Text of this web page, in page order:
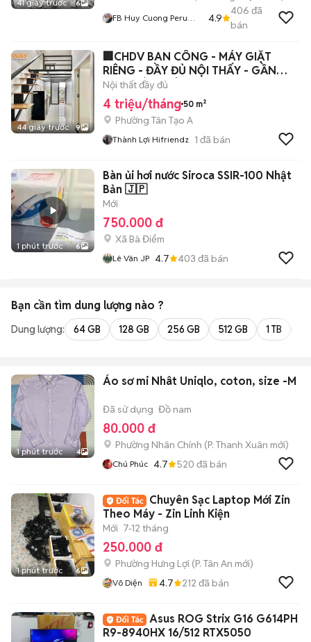
41 giây trước 6
FB Huy Cuong Peru
4.9
406 đã
bán
44 giây trước 9
🏢CHDV BAN CÔNG - MÁY GIẶT
RIÊNG - ĐẦY ĐỦ NỘI THẤY - GẦN
AEON BÌNH TÂN
Nội thất đầy đủ
4 triệu/tháng 50 m²
Phường Tân Tạo A
Thành Lợi Hifriendz 1 đã bán
1 phút trước 6
Bàn ủi hơi nước Siroca SSIR-100 Nhật
Bản 🇯🇵
Mới
750.000 đ
Xã Bà Điểm
Lê Vân JP 4.7 403 đã bán
Bạn cần tìm dung lượng nào ?
Dung lượng: 64 GB 128 GB 256 GB 512 GB 1 TB
1 phút trước 4
Áo sơ mi Nhât Uniqlo, coton, size -M
Đã sử dụng Đồ nam
80.000 đ
Phường Nhân Chính (P. Thanh Xuân mới)
Chú Phúc 4.7 520 đã bán
1 phút trước 6
Chuyên Sạc Laptop Mới Zin
Theo Máy - Zin Linh Kiện
Mới 7-12 tháng
250.000 đ
Phường Hưng Lợi (P. Tân An mới)
Võ Diện 4.7 212 đã bán
Asus ROG Strix G16 G614PH
R9-8940HX 16/512 RTX5050